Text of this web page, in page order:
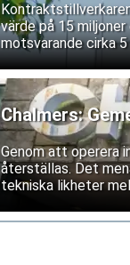
värde på 15
motsvarande cirka
Chalmers:
Genom att operera
återställas. Det
tekniska likheter